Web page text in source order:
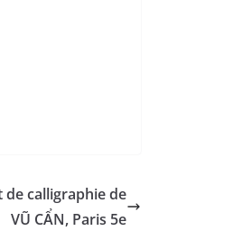
de calligraphie de
VŨ CẨN, Paris 5e